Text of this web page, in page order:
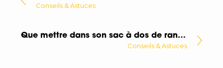
Conseils & Astuces
Que mettre dans son sac à dos de randonnée ?
Conseils & Astuces